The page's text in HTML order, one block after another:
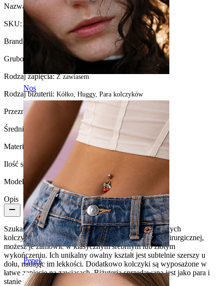
Nos
Pępek
Nazwa: Para owalnych kolczyków do uszu
SKU: Ring-244
Brand: Bodymod Trend
Grubość gwintu:
Rodzaj zapięcia:Z zawiasem
Rodzaj biżuterii: Kółko, Huggy, Para kolczyków
Przeznaczenie: Płatek ucha
Średnica:
Materiał: Stal chirurgiczna
Ilość sztuk:
Model: Luźne dopasowanie
Opis
Szukasz obręczy z charakterem? Poznaj tę parę owalnych
kolczyków do uszu. Wykonane z wytrzymałej stali chirurgicznej,
możesz je zamówić w klasycznym srebrnym lub złotym
wykończeniu. Ich unikalny owalny kształt jest subtelnie szerszy u
dołu, nadając im lekkości. Dodatkowo kolczyki są wyposażone w
łatwe zapięcie na zawiasach. Biżuteria sprzedawana jest jako para i
stanie się świetnym dodatkiem w Twojej kolekcji.